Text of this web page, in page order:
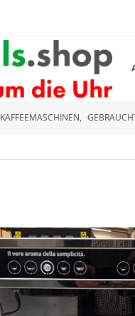
KAFFEEMASCHINEN,